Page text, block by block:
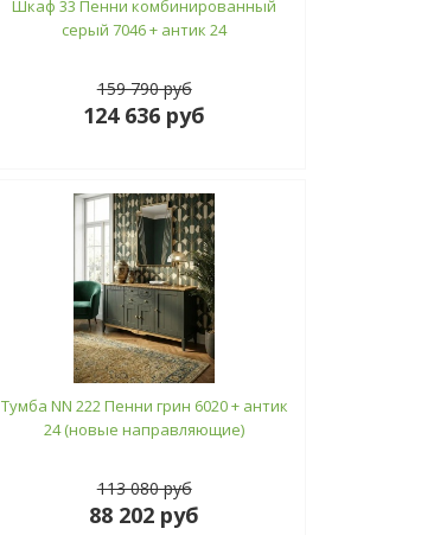
Шкаф 33 Пенни комбинированный
серый 7046 + антик 24
159 790 руб
124 636 руб
Тумба NN 222 Пенни грин 6020 + антик
24 (новые направляющие)
113 080 руб
88 202 руб